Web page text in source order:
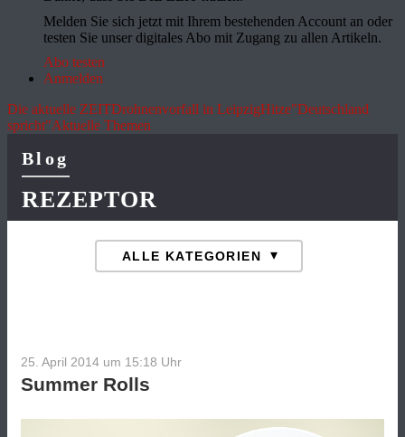
Melden Sie sich jetzt mit Ihrem bestehenden Account an oder
testen Sie unser digitales Abo mit Zugang zu allen Artikeln.
Abo testen
Anmelden
Die aktuelle ZEITDrohnenvorfall in LeipzigHitze"Deutschland
spricht"Aktuelle Themen
Blog
REZEPTOR
25. April 2014 um 15:18 Uhr
Summer Rolls